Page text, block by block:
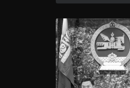
ЭХЭЛЛЭЭ